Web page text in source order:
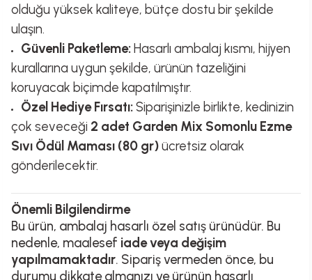
olduğu yüksek kaliteye, bütçe dostu bir şekilde
ulaşın.
Güvenli Paketleme:Hasarlı ambalaj kısmı, hijyen
kurallarına uygun şekilde, ürünün tazeliğini
koruyacak biçimde kapatılmıştır.
Özel Hediye Fırsatı:Siparişinizle birlikte, kedinizin
çok seveceği 2 adet Garden Mix Somonlu Ezme
Sıvı Ödül Maması (80 gr)ücretsiz olarak
gönderilecektir.
Önemli Bilgilendirme
Bu ürün, ambalaj hasarlı özel satış ürünüdür. Bu
nedenle, maalesef iade veya değişim
yapılmamaktadır. Sipariş vermeden önce, bu
durumu dikkate almanızı ve ürünün hasarlı